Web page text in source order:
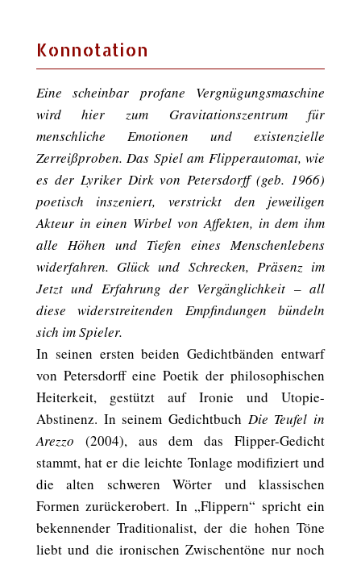
Konnotation
Eine scheinbar profane Vergnügungsmaschine
wird hier zum Gravitationszentrum für
menschliche Emotionen und existenzielle
Zerreißproben. Das Spiel am Flipperautomat, wie
es der Lyriker Dirk von Petersdorff (geb. 1966)
poetisch inszeniert, verstrickt den jeweiligen
Akteur in einen Wirbel von Affekten, in dem ihm
alle Höhen und Tiefen eines Menschenlebens
widerfahren. Glück und Schrecken, Präsenz im
Jetzt und Erfahrung der Vergänglichkeit – all
diese widerstreitenden Empfindungen bündeln
sich im Spieler.
In seinen ersten beiden Gedichtbänden entwarf
von Petersdorff eine Poetik der philosophischen
Heiterkeit, gestützt auf Ironie und Utopie-
Abstinenz. In seinem Gedichtbuch Die Teufel in
Arezzo (2004), aus dem das Flipper-Gedicht
stammt, hat er die leichte Tonlage modifiziert und
die alten schweren Wörter und klassischen
Formen zurückerobert. In „Flippern“ spricht ein
bekennender Traditionalist, der die hohen Töne
liebt und die ironischen Zwischentöne nur noch